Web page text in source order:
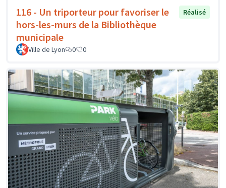
116 - Un triporteur pour favoriser le
hors-les-murs de la Bibliothèque
municipale
Réalisé
Ville de Lyon 0 0